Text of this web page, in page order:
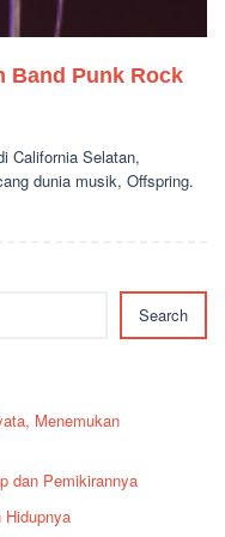
Band Punk Rock
California Selatan,
dunia musik, Offspring.
Search
Menemukan
dan Pemikirannya